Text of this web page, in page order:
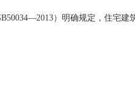
）明确规定，住宅